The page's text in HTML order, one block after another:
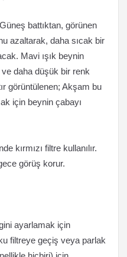
battıktan, görünen
azaltarak, daha sıcak bir
Mavi ışık beynin
daha düşük bir renk
görüntülenen; Akşam bu
için beynin çabayı
kırmızı filtre kullanılır.
görüş korur.
ayarlamak için
filtreye geçiş veya parlak